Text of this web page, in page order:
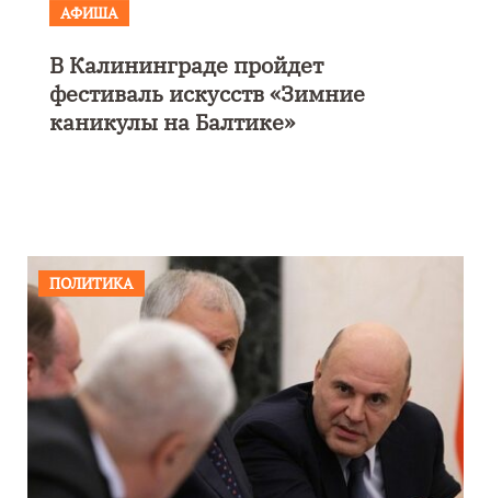
АФИША
В Калининграде пройдет
фестиваль искусств «Зимние
каникулы на Балтике»
ПОЛИТИКА